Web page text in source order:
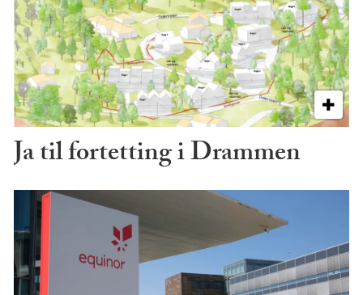
Ja til fortetting i Drammen